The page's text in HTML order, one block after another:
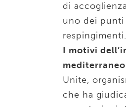
di
uno dei punti
respingimenti.
I motivi
mediterraneo
Unite,
che ha